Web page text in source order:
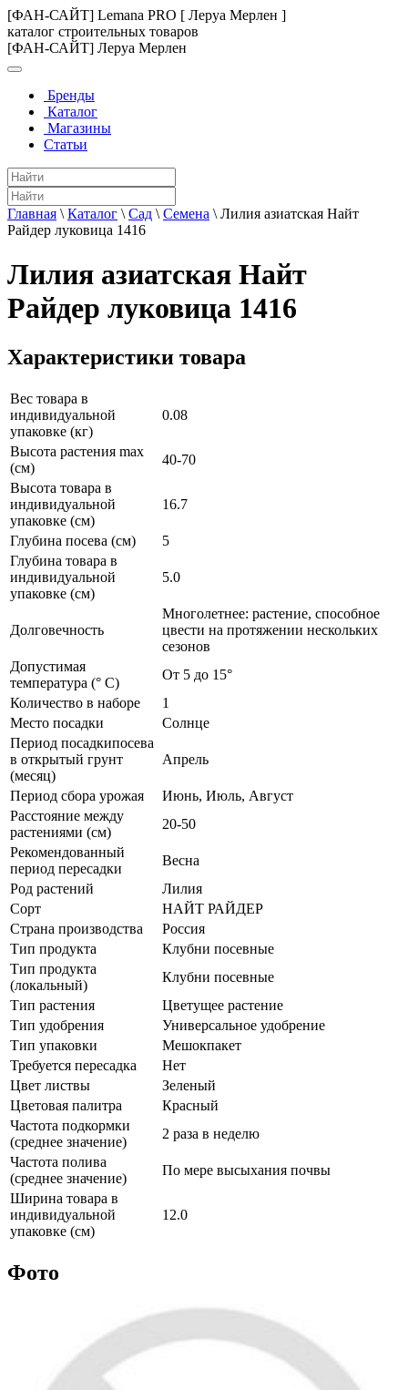
[ФАН-САЙТ] Lemana PRO [ Леруа Мерлен ]
каталог строительных товаров
[ФАН-САЙТ] Леруа Мерлен
Бренды
Каталог
Магазины
Статьи
Главная \ Каталог \ Сад \ Семена \ Лилия азиатская Найт
Райдер луковица 1416
Лилия азиатская Найт
Райдер луковица 1416
Характеристики товара
Вес товара в
индивидуальной
упаковке (кг)
0.08
Высота растения max
(см)
40-70
Высота товара в
индивидуальной
упаковке (см)
16.7
Глубина посева (см)
5
Глубина товара в
индивидуальной
упаковке (см)
5.0
Долговечность
Многолетнее: растение, способное
цвести на протяжении нескольких
сезонов
Допустимая
температура (° C)
От 5 до 15°
Количество в наборе
1
Место посадки
Солнце
Период посадкипосева
в открытый грунт
(месяц)
Апрель
Период сбора урожая
Июнь, Июль, Август
Расстояние между
растениями (см)
20-50
Рекомендованный
период пересадки
Весна
Род растений
Лилия
Сорт
НАЙТ РАЙДЕР
Страна производства
Россия
Тип продукта
Клубни посевные
Тип продукта
(локальный)
Клубни посевные
Тип растения
Цветущее растение
Тип удобрения
Универсальное удобрение
Тип упаковки
Мешокпакет
Требуется пересадка
Нет
Цвет листвы
Зеленый
Цветовая палитра
Красный
Частота подкормки
(среднее значение)
2 раза в неделю
Частота полива
(среднее значение)
По мере высыхания почвы
Ширина товара в
индивидуальной
упаковке (см)
12.0
Фото